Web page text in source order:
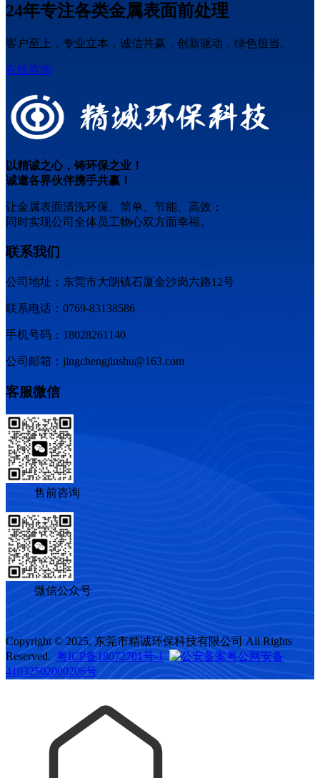
24​​年专注各类金属表面前处理
客户至上，专业立本，诚信共赢，创新驱动，绿色担当。
在线咨询
以精诚之心，铸环保之业！
诚邀各界伙伴携手共赢！
让金属表面清洗环保、简单、节能、高效；
同时实现公司全体员工物心双方面幸福。
联系我们
公司地址：东莞市大朗镇石厦金沙岗六路12号
联系电话：0769-83138586
手机号码：18028261140
公司邮箱：jingchengjinshu@163.com
客服微信
售前咨询
微信公众号
Copyright © 2025, 东莞市精诚环保科技有限公司 All Rights
Reserved. 粤ICP备18072701号-1
粤公网安备
41032502000206号